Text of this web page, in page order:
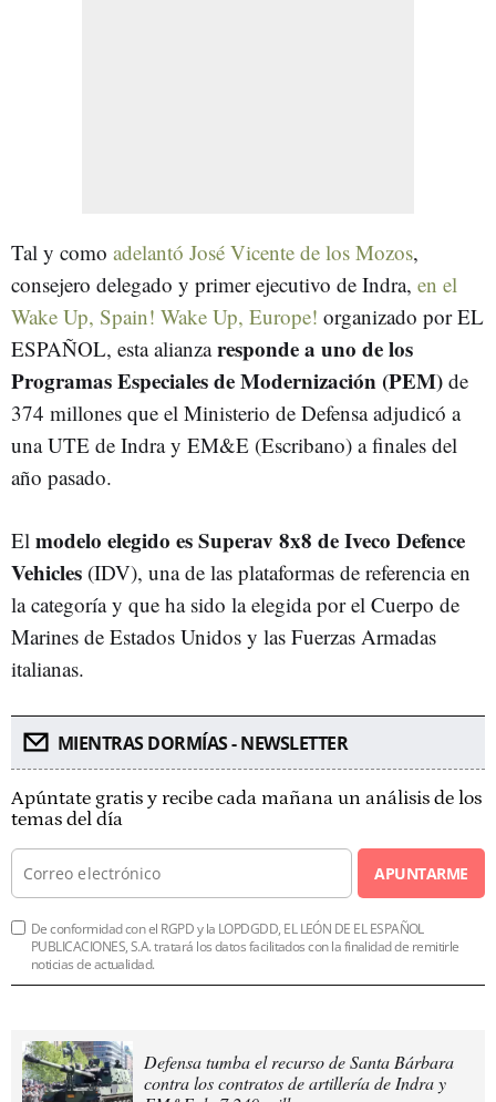
Tal y como adelantó José Vicente de los Mozos,
consejero delegado y primer ejecutivo de Indra, en el
Wake Up, Spain! Wake Up, Europe! organizado por EL
ESPAÑOL, esta alianzaresponde a uno de los
Programas Especiales de Modernización (PEM) de
374 millones que el Ministerio de Defensa adjudicó a
una UTE de Indra y EM&E (Escribano) a finales del
año pasado.
El modelo elegido es Superav 8x8 de Iveco Defence
Vehicles (IDV), una de las plataformas de referencia en
la categoría y que ha sido la elegida por el Cuerpo de
Marines de Estados Unidos y las Fuerzas Armadas
italianas.
MIENTRAS DORMÍAS - NEWSLETTER
Apúntate gratis y recibe cada mañana un análisis de los
temas del día
APUNTARME
De conformidad con el RGPD y la LOPDGDD, EL LEÓN DE EL ESPAÑOL
PUBLICACIONES, S.A. tratará los datos facilitados con la finalidad de remitirle
noticias de actualidad.
Defensa tumba el recurso de Santa Bárbara
contra los contratos de artillería de Indra y